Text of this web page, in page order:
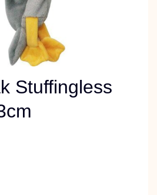
Stuffingless